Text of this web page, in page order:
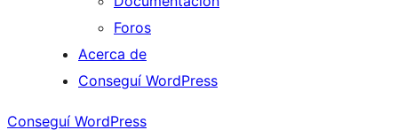
Foros
Acerca de
Conseguí WordPress
Conseguí WordPress